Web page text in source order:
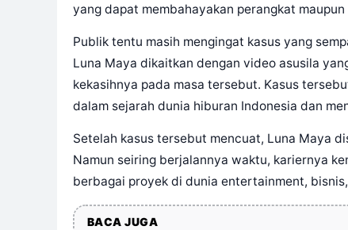
yang dapat membahayakan perangkat
Publik tentu masih mengingat kasus yang
Luna Maya dikaitkan dengan video asusila
kekasihnya pada masa tersebut. Kasus
dalam sejarah dunia hiburan Indonesia dan
Setelah kasus tersebut mencuat, Luna Maya
Namun seiring berjalannya waktu, kariernya
berbagai proyek di dunia entertainment,
BACA JUGA